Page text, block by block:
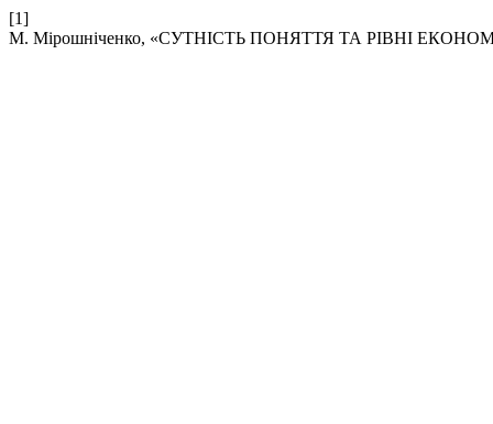
[1]
М. Мірошніченко, «СУТНІСТЬ ПОНЯТТЯ ТА РІВНІ